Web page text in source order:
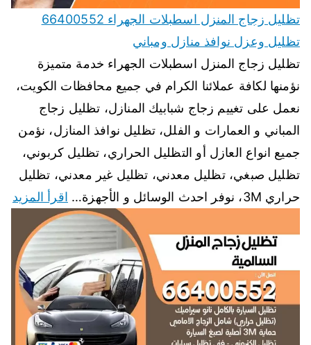
تظليل زجاج المنزل اسطبلات الجهراء 66400552
تظليل وعزل نوافذ منازل ومباني
تظليل زجاج المنزل اسطبلات الجهراء خدمة متميزة
نؤمنها لكافة عملائنا الكرام في جميع محافظات الكويت،
نعمل على تغييم زجاج شبابيك المنازل، تظليل زجاج
المباني و العمارات و الفلل، تظليل نوافذ المنازل، نؤمن
جميع انواع العازل أو التظليل الحراري، تظليل كربوني،
تظليل صبغي، تظليل معدني، تظليل غير معدني، تظليل
حراري 3M، نوفر احدث الوسائل و الأجهزة…
اقرأ المزيد